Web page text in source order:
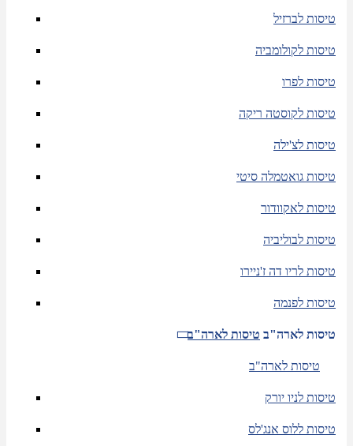
טיסות לברזיל
טיסות לקולומביה
טיסות לפרו
טיסות לקוסטה ריקה
טיסות לצ'ילה
טיסות גואטמלה סיטי
טיסות לאקוודור
טיסות לבוליביה
טיסות לריו דה ז'ניירו
טיסות לפנמה
טיסות לארה"ב טיסות לארה"ב
טיסות לארה"ב
טיסות לניו יורק
טיסות ללוס אנג'לס